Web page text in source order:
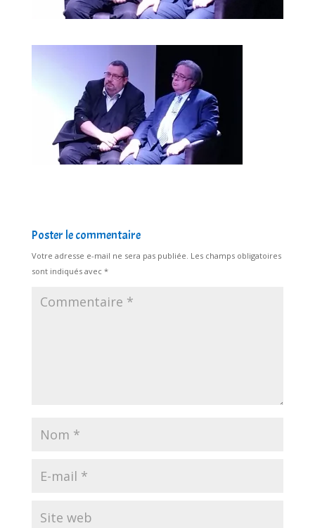
Poster le commentaire
Votre adresse e-mail ne sera pas publiée. Les champs obligatoires
sont indiqués avec *